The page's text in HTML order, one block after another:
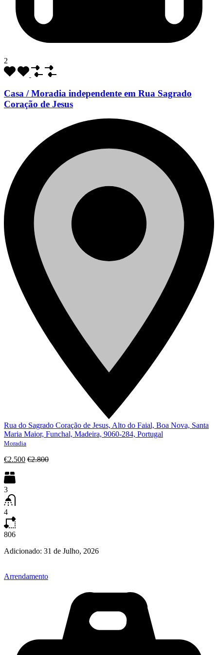
2
Casa / Moradia independente em Rua Sagrado
Coração de Jesus
Rua do Sagrado Coração de Jesus, Alto do Faial, Boa Nova, Santa
Maria Maior, Funchal, Madeira, 9060-284, Portugal
Moradia
€2.500 €2.800
3
4
806
Adicionado: 31 de Julho, 2026
Arrendamento